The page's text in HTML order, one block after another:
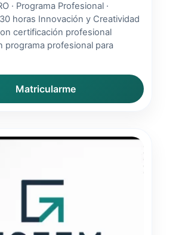
· Programa Profesional ·
horas Innovación y Creatividad
certificación profesional
programa profesional para
Matricularme